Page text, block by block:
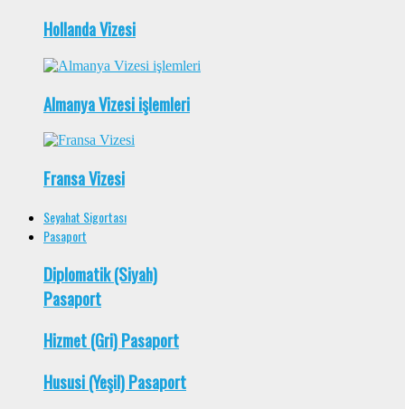
Hollanda Vizesi
Almanya Vizesi işlemleri
Fransa Vizesi
Seyahat Sigortası
Pasaport
Diplomatik (Siyah)
Pasaport
Hizmet (Gri) Pasaport
Hususi (Yeşil) Pasaport